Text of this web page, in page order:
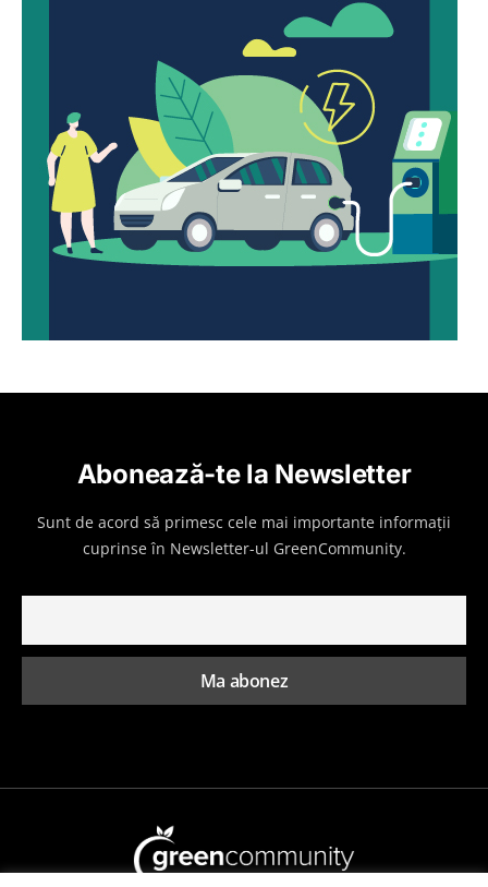
Abonează-te la Newsletter
Sunt de acord să primesc cele mai importante informații
cuprinse în Newsletter-ul GreenCommunity.